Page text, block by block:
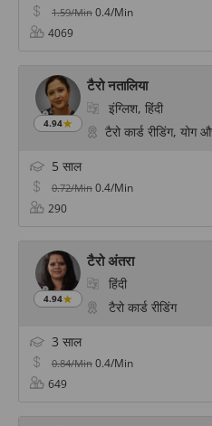
1.59/Min 0.4/Min
4069
4.94
टैरो नतालिया
इंग्लिश, हिंदी
टैरो कार्ड रीडिंग,
5 साल
0.72/Min 0.4/Min
290
4.94
टैरो अंतरा
हिंदी
टैरो कार्ड रीडिंग
3 साल
0.84/Min 0.4/Min
649